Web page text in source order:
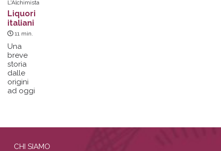
L'Alchimista
Liquori
italiani
11 min.
Una
breve
storia
dalle
origini
ad oggi
CHI SIAMO